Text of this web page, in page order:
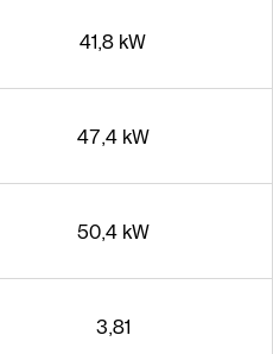
41,8 kW
47,4 kW
50,4 kW
3,81